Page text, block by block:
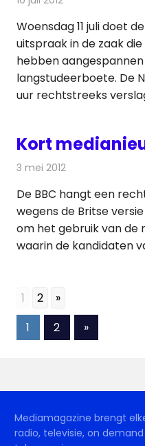
Woensdag 11 juli doet
uitspraak in de zaak
hebben
langstudeerboete. De
uur rechtstreeks
Kort
3 mei 2012
De BBC hangt een
wegens de Britse
om het gebruik van de
waarin de kandidaten
1 2 »
Berichten
1 2
Volgende
berichten
»
Mediamagazine brengt
radio, televisie, on